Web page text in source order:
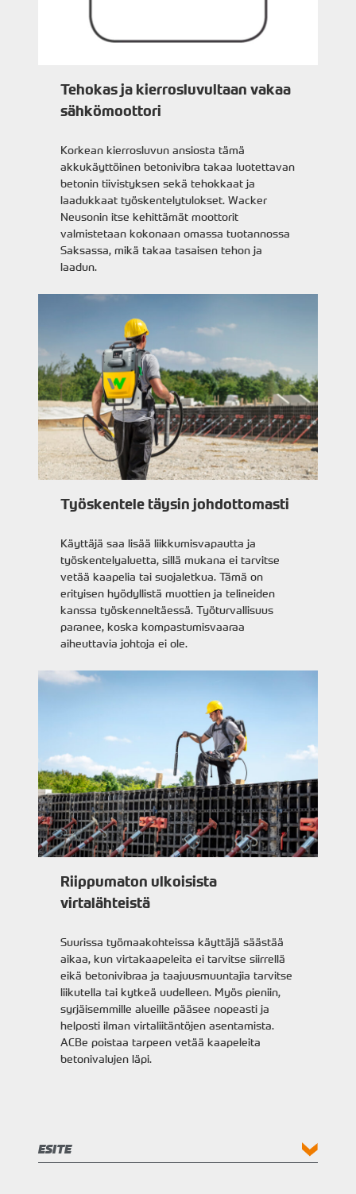
Tehokas ja kierrosluvultaan vakaa
sähkömoottori
Korkean kierrosluvun ansiosta tämä
akkukäyttöinen betonivibra takaa luotettavan
betonin tiivistyksen sekä tehokkaat ja
laadukkaat työskentelytulokset. Wacker
Neusonin itse kehittämät moottorit
valmistetaan kokonaan omassa tuotannossa
Saksassa, mikä takaa tasaisen tehon ja
laadun.
Työskentele täysin johdottomasti
Käyttäjä saa lisää liikkumisvapautta ja
työskentelyaluetta, sillä mukana ei tarvitse
vetää kaapelia tai suojaletkua. Tämä on
erityisen hyödyllistä muottien ja telineiden
kanssa työskenneltäessä. Työturvallisuus
paranee, koska kompastumisvaaraa
aiheuttavia johtoja ei ole.
Riippumaton ulkoisista
virtalähteistä
Suurissa työmaakohteissa käyttäjä säästää
aikaa, kun virtakaapeleita ei tarvitse siirrellä
eikä betonivibraa ja taajuusmuuntajia tarvitse
liikutella tai kytkeä uudelleen. Myös pieniin,
syrjäisemmille alueille pääsee nopeasti ja
helposti ilman virtaliitäntöjen asentamista.
ACBe poistaa tarpeen vetää kaapeleita
betonivalujen läpi.
ESITE